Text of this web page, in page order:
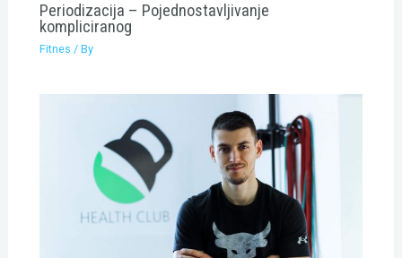
Periodizacija – Pojednostavljivanje
kompliciranog
Fitnes / By